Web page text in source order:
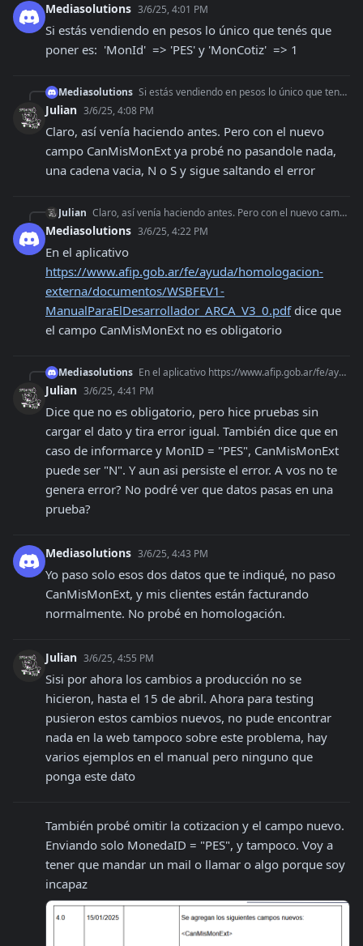
Mediasolutions 3/6/25, 4:01 PM
Si estás vendiendo en pesos lo único que tenés que
poner es:  'MonId'  => 'PES' y 'MonCotiz'  => 1
Mediasolutions Si estás vendiendo en pesos lo único que tenés que poner es: 'MonId' => 'PES' y 'MonCotiz' => 1
Julian 3/6/25, 4:08 PM
Claro, así venía haciendo antes. Pero con el nuevo
campo CanMisMonExt ya probé no pasandole nada,
una cadena vacia, N o S y sigue saltando el error
Julian Claro, así venía haciendo antes. Pero con el nuevo campo CanMisMonExt ya probé no pasandole nada, una cadena vacia, N o S y sigue saltando el error
Mediasolutions 3/6/25, 4:22 PM
https://www.afip.gob.ar/fe/ayuda/homologacion-
externa/documentos/WSBFEV1-
ManualParaElDesarrollador_ARCA_V3_0.pdf dice que
el campo CanMisMonExt no es obligatorio
Mediasolutions En el aplicativo https://www.afip.gob.ar/fe/ayuda/homologacion-externa/documentos/WSBFEV1-ManualParaElDesarrollador_ARCA_V3_0.pdf dice que el campo CanMisMonExt
Julian 3/6/25, 4:41 PM
Dice que no es obligatorio, pero hice pruebas sin
cargar el dato y tira error igual. También dice que en
caso de informarce y MonID = "PES", CanMisMonExt
puede ser "N". Y aun asi persiste el error. A vos no te
genera error? No podré ver que datos pasas en una
prueba?
Mediasolutions 3/6/25, 4:43 PM
Yo paso solo esos dos datos que te indiqué, no paso
CanMisMonExt, y mis clientes están facturando
normalmente. No probé en homologación.
Julian 3/6/25, 4:55 PM
Sisi por ahora los cambios a producción no se
hicieron, hasta el 15 de abril. Ahora para testing
pusieron estos cambios nuevos, no pude encontrar
nada en la web tampoco sobre este problema, hay
varios ejemplos en el manual pero ninguno que
ponga este dato
También probé omitir la cotizacion y el campo nuevo.
Enviando solo MonedaID = "PES", y tampoco. Voy a
tener que mandar un mail o llamar o algo porque soy
incapaz